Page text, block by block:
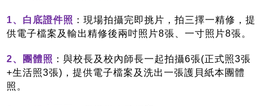
1、白底證件照 ：現場拍攝完即挑片，拍三擇一精修，提
供電子檔案及輸出精修後兩吋照片8張、一寸照片8張。
2、團體照 ：與校長及校內師長一起拍攝6張(正式照3張
+生活照3張)，提供電子檔案及洗出一張護貝紙本團體
照。